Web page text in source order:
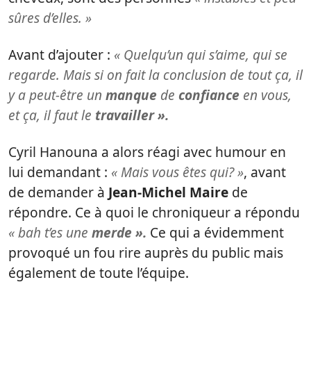
sûres d’elles. »
Avant d’ajouter : « Quelqu’un qui s’aime, qui se
regarde. Mais si on fait la conclusion de tout ça, il
y a peut-être un manque de confiance en vous,
et ça, il faut le travailler ».
Cyril Hanouna a alors réagi avec humour en
lui demandant : « Mais vous êtes qui? », avant
de demander à Jean-Michel Maire de
répondre. Ce à quoi le chroniqueur a répondu
« bah t’es une merde ». Ce qui a évidemment
provoqué un fou rire auprès du public mais
également de toute l’équipe.